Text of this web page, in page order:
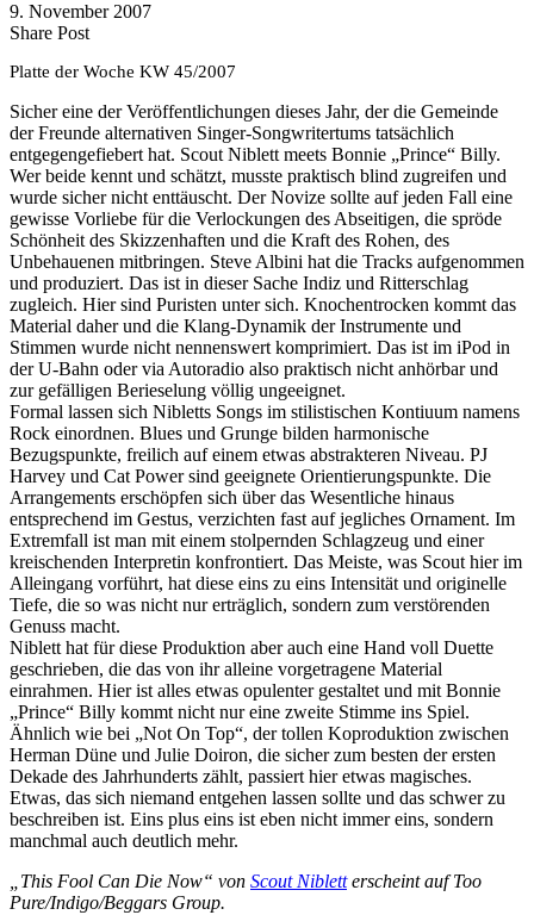
9. November 2007
Share PostShare
Facebook
Copy
to
Send
via
Platte der Woche KW 45/2007
Sicher eine der Veröffentlichungen dieses Jahr, der die Gemeinde
der Freunde alternativen Singer-Songwritertums tatsächlich
entgegengefiebert hat. Scout Niblett meets Bonnie „Prince“ Billy.
Wer beide kennt und schätzt, musste praktisch blind zugreifen und
wurde sicher nicht enttäuscht. Der Novize sollte auf jeden Fall eine
gewisse Vorliebe für die Verlockungen des Abseitigen, die spröde
Schönheit des Skizzenhaften und die Kraft des Rohen, des
Unbehauenen mitbringen. Steve Albini hat die Tracks aufgenommen
und produziert. Das ist in dieser Sache Indiz und Ritterschlag
zugleich. Hier sind Puristen unter sich. Knochentrocken kommt das
Material daher und die Klang-Dynamik der Instrumente und
Stimmen wurde nicht nennenswert komprimiert. Das ist im iPod in
der U-Bahn oder via Autoradio also praktisch nicht anhörbar und
zur gefälligen Berieselung völlig ungeeignet.
Formal lassen sich Nibletts Songs im stilistischen Kontiuum namens
Rock einordnen. Blues und Grunge bilden harmonische
Bezugspunkte, freilich auf einem etwas abstrakteren Niveau. PJ
Harvey und Cat Power sind geeignete Orientierungspunkte. Die
Arrangements erschöpfen sich über das Wesentliche hinaus
entsprechend im Gestus, verzichten fast auf jegliches Ornament. Im
Extremfall ist man mit einem stolpernden Schlagzeug und einer
kreischenden Interpretin konfrontiert. Das Meiste, was Scout hier im
Alleingang vorführt, hat diese eins zu eins Intensität und originelle
Tiefe, die so was nicht nur erträglich, sondern zum verstörenden
Genuss macht.
Niblett hat für diese Produktion aber auch eine Hand voll Duette
geschrieben, die das von ihr alleine vorgetragene Material
einrahmen. Hier ist alles etwas opulenter gestaltet und mit Bonnie
„Prince“ Billy kommt nicht nur eine zweite Stimme ins Spiel.
Ähnlich wie bei „Not On Top“, der tollen Koproduktion zwischen
Herman Düne und Julie Doiron, die sicher zum besten der ersten
Dekade des Jahrhunderts zählt, passiert hier etwas magisches.
Etwas, das sich niemand entgehen lassen sollte und das schwer zu
beschreiben ist. Eins plus eins ist eben nicht immer eins, sondern
manchmal auch deutlich mehr.
„This Fool Can Die Now“ von Scout Nibletterscheint auf Too
Pure/Indigo/Beggars Group.